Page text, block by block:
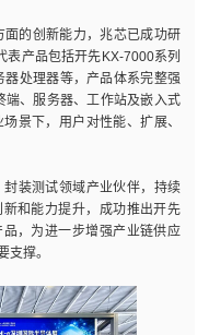
的创新能力，兆芯已成功研
表产品包括开先KX-7000系列
处理器等，产品体系完整强
、服务器、工作站及嵌入式
景下，用户对性能、扩展、
装测试领域产业伙伴，持续
和能力提升，成功推出开先
，为进一步增强产业链供应
支撑。